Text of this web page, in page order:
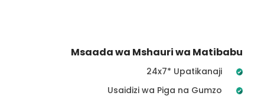
Msaada wa Mshauri wa Matibabu
24x7* Upatikanaji
Usaidizi wa Piga na Gumzo